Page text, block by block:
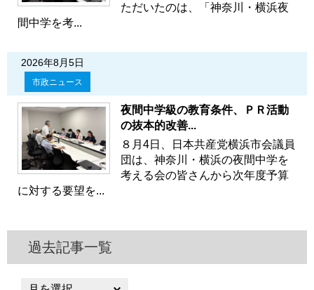
ただいたのは、「神奈川・横浜夜
間中学を考...
2026年8月5日
市政ニュース
夜間中学級の教育条件、ＰＲ活動
の抜本的改善...
８月4日、日本共産党横浜市会議員
団は、神奈川・横浜の夜間中学を
考える会の皆さんから次年度予算
に対する要望を...
過去記事一覧